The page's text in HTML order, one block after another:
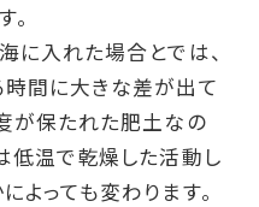
に入れた場合とでは、
間に大きな差が出て
が保たれた肥土なの
低温で乾燥した活動し
よっても変わります。